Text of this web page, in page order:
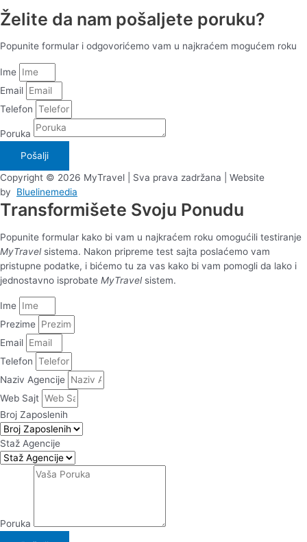
Želite da nam pošaljete poruku?
Popunite formular i odgovorićemo vam u najkraćem mogućem roku
Ime
Email
Telefon
Poruka
Pošalji
Copyright © 2026 MyTravel | Sva prava zadržana | Website
by Bluelinemedia
Transformišete Svoju Ponudu
Popunite formular kako bi vam u najkraćem roku omogućili testiranje
MyTravelsistema. Nakon pripreme test sajta poslaćemo vam
pristupne podatke, i bićemo tu za vas kako bi vam pomogli da lako i
jednostavno isprobate MyTravelsistem.
Ime
Prezime
Email
Telefon
Naziv Agencije
Web Sajt
Broj Zaposlenih
Staž Agencije
Poruka